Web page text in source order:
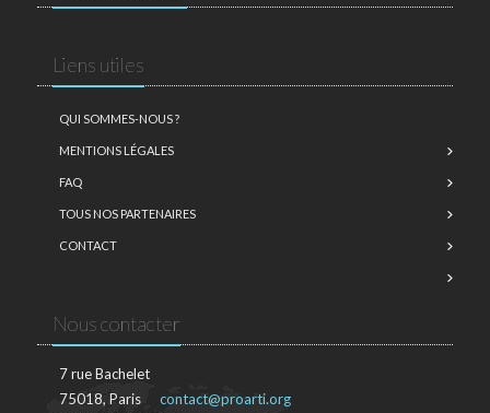
Liens utiles
QUI SOMMES-NOUS ?
MENTIONS LÉGALES
FAQ
TOUS NOS PARTENAIRES
CONTACT
Nous contacter
7 rue Bachelet
75018, Paris
contact@proarti.org